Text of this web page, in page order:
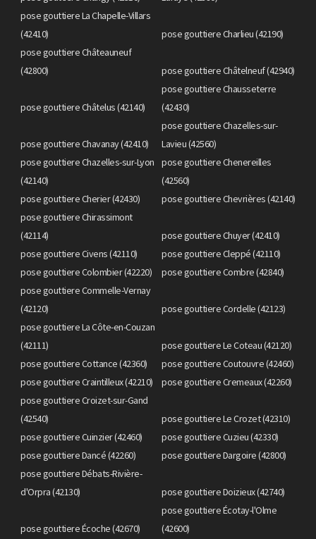
pose gouttiere La Chapelle-Villars
(42410)
pose gouttiere Charlieu (42190)
pose gouttiere Châteauneuf
(42800)
pose gouttiere Châtelneuf (42940)
pose gouttiere Châtelus (42140)
pose gouttiere Chausseterre
(42430)
pose gouttiere Chavanay (42410)
pose gouttiere Chazelles-sur-
Lavieu (42560)
pose gouttiere Chazelles-sur-Lyon
(42140)
pose gouttiere Chenereilles
(42560)
pose gouttiere Cherier (42430)
pose gouttiere Chevrières (42140)
pose gouttiere Chirassimont
(42114)
pose gouttiere Chuyer (42410)
pose gouttiere Civens (42110)
pose gouttiere Cleppé (42110)
pose gouttiere Colombier (42220)
pose gouttiere Combre (42840)
pose gouttiere Commelle-Vernay
(42120)
pose gouttiere Cordelle (42123)
pose gouttiere La Côte-en-Couzan
(42111)
pose gouttiere Le Coteau (42120)
pose gouttiere Cottance (42360)
pose gouttiere Coutouvre (42460)
pose gouttiere Craintilleux (42210)
pose gouttiere Cremeaux (42260)
pose gouttiere Croizet-sur-Gand
(42540)
pose gouttiere Le Crozet (42310)
pose gouttiere Cuinzier (42460)
pose gouttiere Cuzieu (42330)
pose gouttiere Dancé (42260)
pose gouttiere Dargoire (42800)
pose gouttiere Débats-Rivière-
d'Orpra (42130)
pose gouttiere Doizieux (42740)
pose gouttiere Écoche (42670)
pose gouttiere Écotay-l'Olme
(42600)